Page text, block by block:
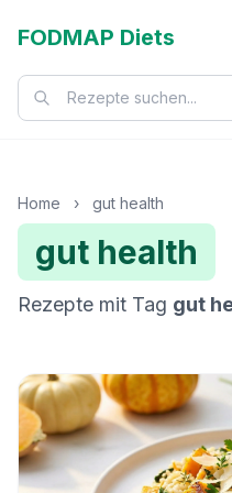
FODMAP Diets
Home › gut health
gut health
Rezepte mit Tag gut